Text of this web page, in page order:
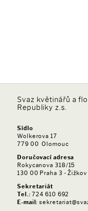
Svaz květinářů a
Republiky z.s.
Sídlo
Wolkerova 17
779 00 Olomouc
Doručovací adresa
Rokycanova 318/15
130 00 Praha 3 - Žižkov
Sekretariát
Tel.: 724 610 692
E-mail: